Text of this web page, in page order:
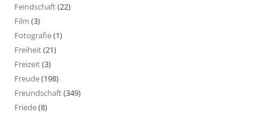
Feindschaft(22)
Film (3)
Fotografie(1)
Freiheit(21)
Freizeit(3)
Freude(198)
Freundschaft(349)
Friede(8)